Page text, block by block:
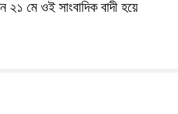
২১ মে ওই সাংবাদিক বাদী হয়ে